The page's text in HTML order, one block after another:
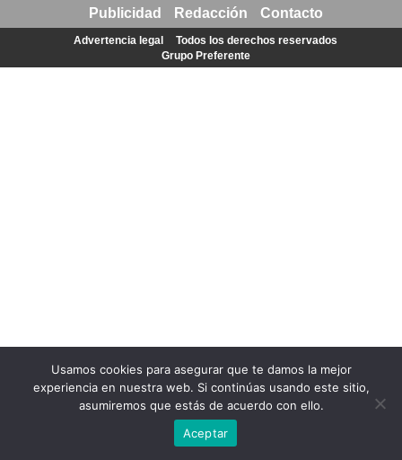
Usamos cookies para asegurar que te damos la mejor
experiencia en nuestra web. Si continúas usando este sitio,
asumiremos que estás de acuerdo con ello.
Aceptar
Publicidad Redacción Contacto
Advertencia legal
Todos los derechos reservados
Grupo Preferente